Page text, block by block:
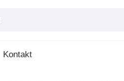
Kontakt